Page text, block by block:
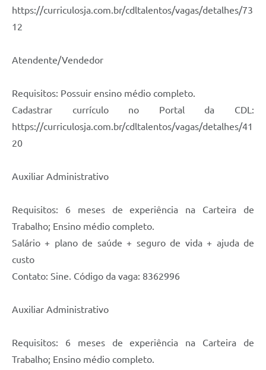
https://curriculosja.com.br/cdltalentos/vagas/detalhes/73
12
Atendente/Vendedor
Requisitos: Possuir ensino médio completo.
Cadastrar currículo no Portal da CDL:
https://curriculosja.com.br/cdltalentos/vagas/detalhes/41
20
Auxiliar Administrativo
Requisitos: 6 meses de experiência na Carteira de
Trabalho; Ensino médio completo.
Salário + plano de saúde + seguro de vida + ajuda de
custo
Contato: Sine. Código da vaga: 8362996
Auxiliar Administrativo
Requisitos: 6 meses de experiência na Carteira de
Trabalho; Ensino médio completo.